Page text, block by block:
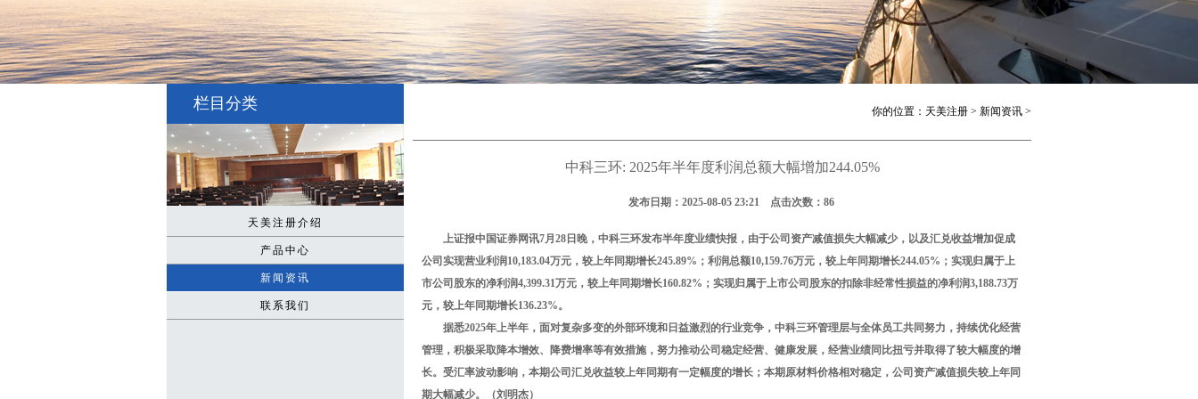
栏目分类
天美注册介绍
产品中心
新闻资讯
联系我们
你的位置： 天美注册 > 新闻资讯 >
中科三环: 2025年半年度利润总额大幅增加244.05%
发布日期：2025-08-05 23:21 点击次数：86
上证报中国证券网讯7月28日晚，中科三环发布半年度业绩快报，由于公司资产减值损失大幅减少，以及汇兑收益增加促成
公司实现营业利润10,183.04万元，较上年同期增长245.89%；利润总额10,159.76万元，较上年同期增长244.05%；实现归属于上
市公司股东的净利润4,399.31万元，较上年同期增长160.82%；实现归属于上市公司股东的扣除非经常性损益的净利润3,188.73万
元，较上年同期增长136.23%。
据悉2025年上半年，面对复杂多变的外部环境和日益激烈的行业竞争，中科三环管理层与全体员工共同努力，持续优化经营
管理，积极采取降本增效、降费增率等有效措施，努力推动公司稳定经营、健康发展，经营业绩同比扭亏并取得了较大幅度的增
长。受汇率波动影响，本期公司汇兑收益较上年同期有一定幅度的增长；本期原材料价格相对稳定，公司资产减值损失较上年同
期大幅减少。（刘明杰）